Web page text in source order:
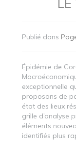
Publié dans
Épidémie de
exceptionnelle
proposons de
état des lieux
grille d’analyse
éléments
identifiés plus